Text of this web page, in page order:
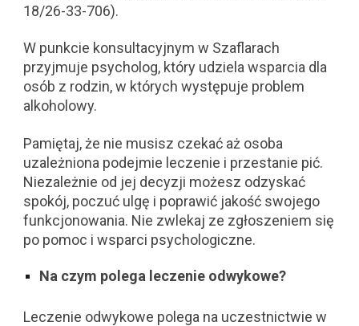
18/26-33-706).
W punkcie konsultacyjnym w Szaflarach
przyjmuje psycholog, który udziela wsparcia dla
osób z rodzin, w których występuje problem
alkoholowy.
Pamiętaj, że nie musisz czekać aż osoba
uzależniona podejmie leczenie i przestanie pić.
Niezależnie od jej decyzji możesz odzyskać
spokój, poczuć ulgę i poprawić jakość swojego
funkcjonowania. Nie zwlekaj ze zgłoszeniem się
po pomoc i wsparci psychologiczne.
Na czym polega leczenie odwykowe?
Leczenie odwykowe polega na uczestnictwie w